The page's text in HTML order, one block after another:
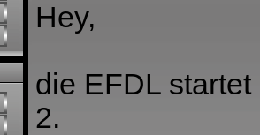
Hey,
die EFDL
2.